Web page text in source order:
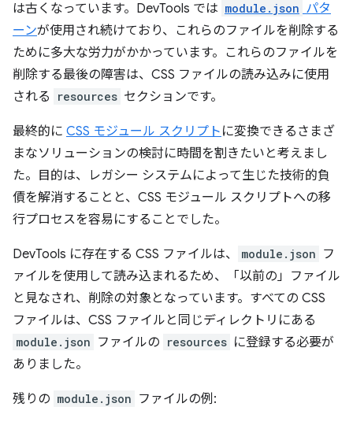
は古くなっています。DevTools では module.json パタ
ーンが使用され続けており、これらのファイルを削除する
ために多大な労力がかかっています。これらのファイルを
削除する最後の障害は、CSS ファイルの読み込みに使用
される
resources セクションです。
最終的に CSS モジュール スクリプト に変換できるさまざ
まなソリューションの検討に時間を割きたいと考えまし
た。目的は、レガシー システムによって生じた技術的負
債を解消することと、CSS モジュール スクリプトへの移
行プロセスを容易にすることでした。
DevTools に存在する CSS ファイルは、 module.json フ
ァイルを使用して読み込まれるため、「以前の」ファイル
と見なされ、削除の対象となっています。すべての CSS
ファイルは、CSS ファイルと同じディレクトリにある
module.json ファイルの resources に登録する必要が
ありました。
残りの module.json ファイルの例: